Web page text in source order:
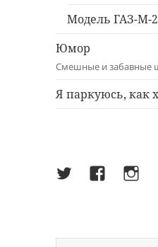
Модель ГАЗ-М-
Юмор
Смешные и забавные
Я паркуюсь, как
TwitterFacebook